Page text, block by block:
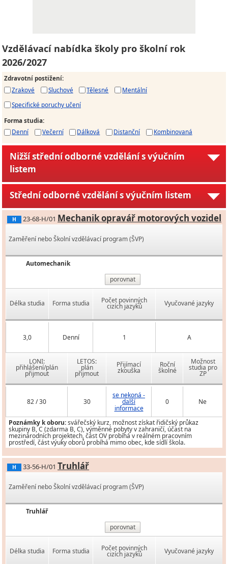
Vzdělávací nabídka školy pro školní rok
2026/2027
Zdravotní postižení:
Zrakové
Sluchové Tělesné
Mentální
Specifické poruchy učení
Forma studia:
Denní
Večerní Dálková Distanční Kombinovaná
Nižší střední odborné vzdělání s výučním
listem
Střední odborné vzdělání s výučním listem
H 23-68-H/01 Mechanik opravář motorových vozidel
Zaměření nebo Školní vzdělávací program (ŠVP)
Automechanik
porovnat
Délka studia Forma studia Počet povinných
cizích jazyků Vyučované jazyky
3,0 Denní 1 A
LONI:
přihlášení/plán
přijmout
LETOS:
plán
přijmout
Přijímací
zkouška
Roční
školné
Možnost
studia pro
ZP
82 / 30 30
se nekoná -
další
informace
0 Ne
Poznámky k oboru:svářečský kurz, možnost získat řidičský průkaz
skupiny B, C (zdarma B, C), výměnné pobyty v zahraničí, účast na
mezinárodních projektech, část OV probíhá v reálném pracovním
prostředí, část výuky oborů probíhá mimo obec, kde sídlí škola.
H 33-56-H/01 Truhlář
Zaměření nebo Školní vzdělávací program (ŠVP)
Truhlář
porovnat
Délka studia Forma studia Počet povinných
cizích jazyků Vyučované jazyky